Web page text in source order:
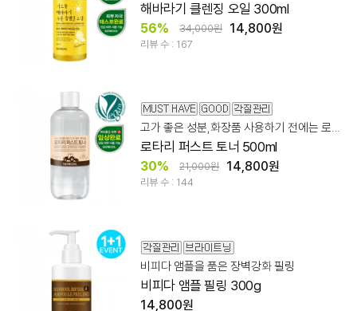
해바라기 클렌징 오일 300ml
56% 34,000원 14,800원
리뷰 수 : 167
고가 좋은 성분,화장품 사용하기 전에는 로타리로! 파하 20,000ppm
로타리 퍼스트 토너 500ml
30% 21,000원 14,800원
리뷰 수 : 144
비피다 앰플을 품은 장벽강화 필링
비피다 앰플 필링 300g
14,800원